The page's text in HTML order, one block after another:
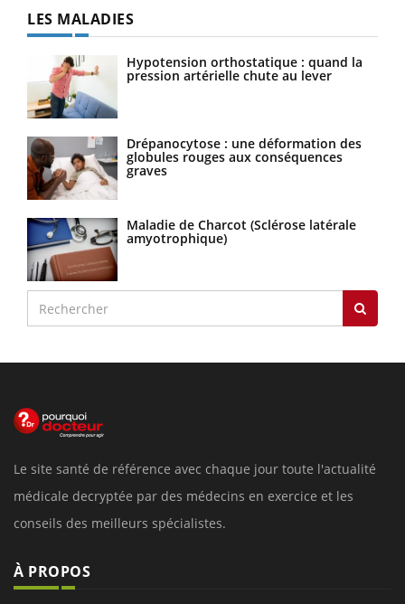
LES MALADIES
Hypotension orthostatique : quand la
pression artérielle chute au lever
Drépanocytose : une déformation des
globules rouges aux conséquences
graves
Maladie de Charcot (Sclérose latérale
amyotrophique)
Le site santé de référence avec chaque jour toute l'actualité
médicale decryptée par des médecins en exercice et les
conseils des meilleurs spécialistes.
À PROPOS